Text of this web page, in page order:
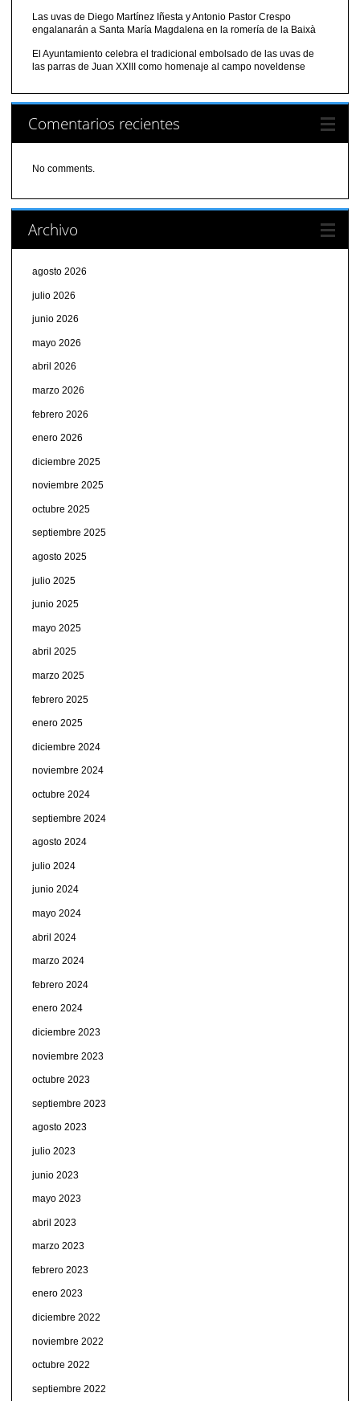
Las uvas de Diego Martínez Iñesta y Antonio Pastor Crespo
engalanarán a Santa María Magdalena en la romería de la Baixà
El Ayuntamiento celebra el tradicional embolsado de las uvas de
las parras de Juan XXIII como homenaje al campo noveldense
Comentarios recientes
No comments.
Archivo
agosto 2026
julio 2026
junio 2026
mayo 2026
abril 2026
marzo 2026
febrero 2026
enero 2026
diciembre 2025
noviembre 2025
octubre 2025
septiembre 2025
agosto 2025
julio 2025
junio 2025
mayo 2025
abril 2025
marzo 2025
febrero 2025
enero 2025
diciembre 2024
noviembre 2024
octubre 2024
septiembre 2024
agosto 2024
julio 2024
junio 2024
mayo 2024
abril 2024
marzo 2024
febrero 2024
enero 2024
diciembre 2023
noviembre 2023
octubre 2023
septiembre 2023
agosto 2023
julio 2023
junio 2023
mayo 2023
abril 2023
marzo 2023
febrero 2023
enero 2023
diciembre 2022
noviembre 2022
octubre 2022
septiembre 2022